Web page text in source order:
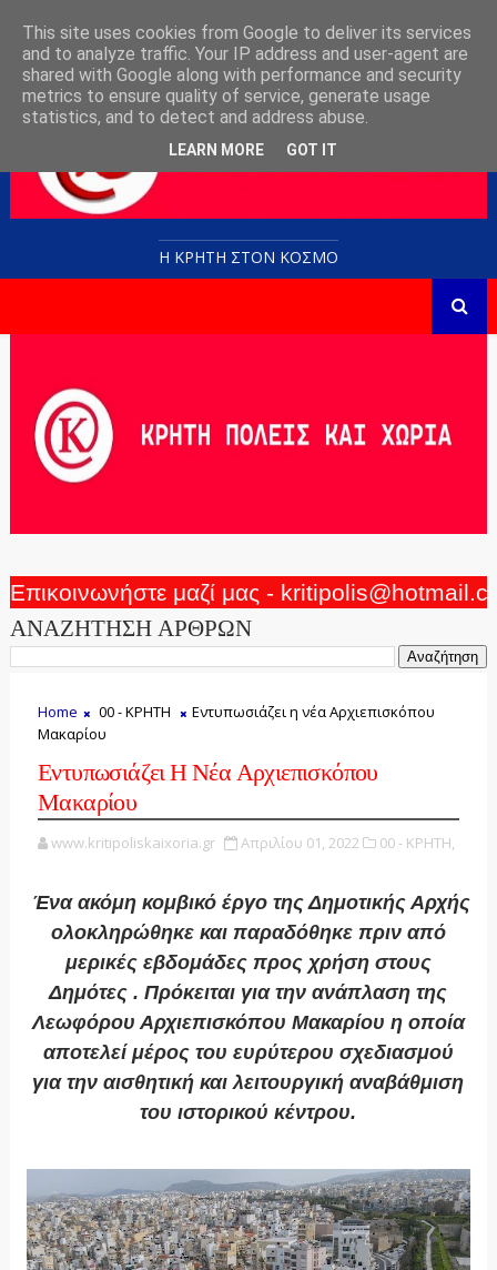
Η ΚΡΗΤΗ ΣΤΟN KOΣΜΟ
Επικοινωνήστε μαζί μας -
ΑΝΑΖΗΤΗΣΗ ΑΡΘΡΩΝ
Home 00 - ΚΡΗΤΗ
Εντυπωσιάζει η νέα Αρχιεπισκόπου
Μακαρίου
Εντυπωσιάζει Η Νέα Αρχιεπισκόπου
Μακαρίου
www.kritipoliskaixoria.gr Απριλίου 01, 2022 00 - ΚΡΗΤΗ,
Ένα ακόμη κομβικό έργο της Δημοτικής Αρχής
ολοκληρώθηκε και παραδόθηκε πριν από
μερικές εβδομάδες προς χρήση στους
Δημότες . Πρόκειται για την ανάπλαση της
Λεωφόρου Αρχιεπισκόπου Μακαρίου η οποία
αποτελεί μέρος του ευρύτερου σχεδιασμού
για την αισθητική και λειτουργική αναβάθμιση
του ιστορικού κέντρου.
This site uses cookies from Google to deliver its services
and to analyze traffic. Your IP address and user-agent are
shared with Google along with performance and security
metrics to ensure quality of service, generate usage
statistics, and to detect and address abuse.
LEARN MORE GOT IT